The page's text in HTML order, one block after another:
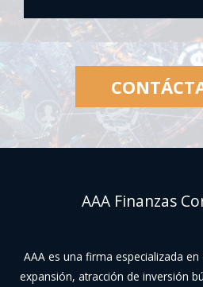
AAA Finanzas
AAA es una firma especializada
expansión, atracción de inversión